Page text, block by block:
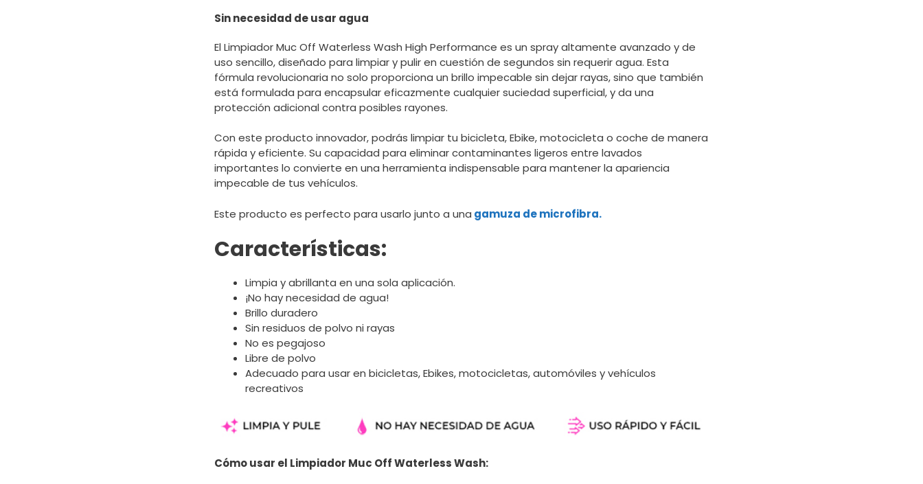
Sin necesidad de usar agua
El Limpiador Muc Off Waterless Wash High Performance es un spray altamente avanzado y de
uso sencillo, diseñado para limpiar y pulir en cuestión de segundos sin requerir agua. Esta
fórmula revolucionaria no solo proporciona un brillo impecable sin dejar rayas, sino que también
está formulada para encapsular eficazmente cualquier suciedad superficial, y da una
protección adicional contra posibles rayones.
Con este producto innovador, podrás limpiar tu bicicleta, Ebike, motocicleta o coche de manera
rápida y eficiente. Su capacidad para eliminar contaminantes ligeros entre lavados
importantes lo convierte en una herramienta indispensable para mantener la apariencia
impecable de tus vehículos.
Este producto es perfecto para usarlo junto a una gamuza de microfibra.
Características:
Limpia y abrillanta en una sola aplicación.
¡No hay necesidad de agua!
Brillo duradero
Sin residuos de polvo ni rayas
No es pegajoso
Libre de polvo
Adecuado para usar en bicicletas, Ebikes, motocicletas, automóviles y vehículos
recreativos
Cómo usar el Limpiador Muc Off Waterless Wash: